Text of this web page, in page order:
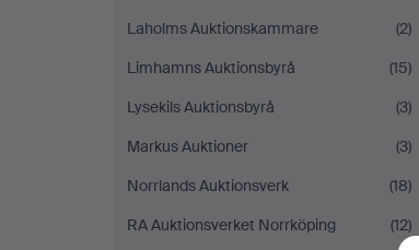
Laholms Auktionskammare
(2)
Limhamns Auktionsbyrå
(15)
Lysekils Auktionsbyrå
(3)
Markus Auktioner
(3)
Norrlands Auktionsverk
(18)
RA Auktionsverket Norrköping
(12)